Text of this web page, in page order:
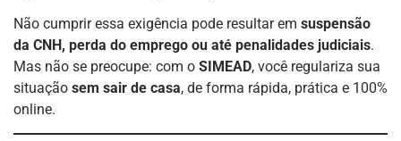
Não cumprir essa exigência pode resultar em suspensão
da CNH, perda do emprego ou até penalidades judiciais.
Mas não se preocupe: com o SIMEAD, você regulariza sua
situação sem sair de casa, de forma rápida, prática e 100%
online.